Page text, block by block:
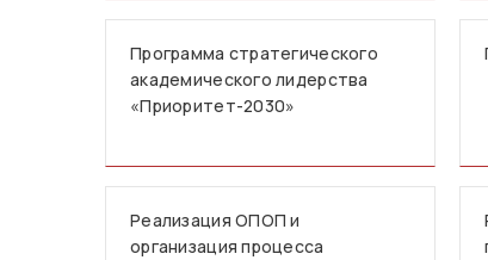
Программа стратегического
академического лидерства
«Приоритет-2030»
Реализация ОПОП и
организация процесса